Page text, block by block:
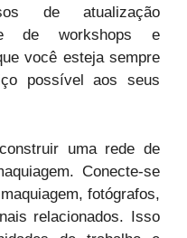
de atualização
de workshops e
você esteja sempre
possível aos seus
uma rede de
Conecte-se
fotógrafos,
relacionados. Isso